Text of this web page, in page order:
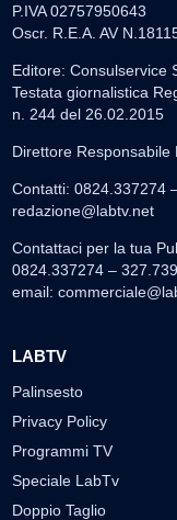
P.IVA 02757950643
Oscr. R.E.A. AV
Editore: Consulservice
Testata giornalistica
n. 244 del 26.02.2015
Direttore Responsabile
Contatti: 0824.337274
redazione@labtv.net
Contattaci per la tua
0824.337274 –
email:
LABTV
Palinsesto
Privacy Policy
Programmi TV
Speciale LabTv
Doppio Taglio